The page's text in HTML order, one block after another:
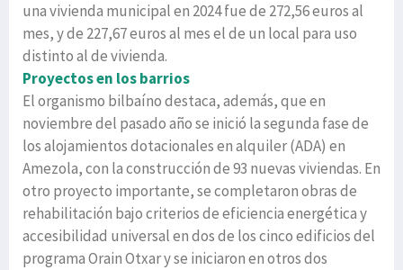
una vivienda municipal en 2024 fue de 272,56 euros al
mes, y de 227,67 euros al mes el de un local para uso
distinto al de vivienda.
Proyectos en los barrios
El organismo bilbaíno destaca, además, que en
noviembre del pasado año se inició la segunda fase de
los alojamientos dotacionales en alquiler (ADA) en
Amezola, con la construcción de 93 nuevas viviendas. En
otro proyecto importante, se completaron obras de
rehabilitación bajo criterios de eficiencia energética y
accesibilidad universal en dos de los cinco edificios del
programa Orain Otxar y se iniciaron en otros dos